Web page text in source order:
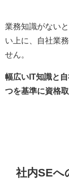
業務知識がない
い上に、自社業
せん。
幅広いIT知識と
つを基準に資格
社内SEへ